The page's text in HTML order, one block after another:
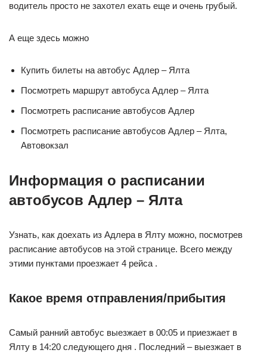
водитель просто не захотел ехать еще и очень грубый.
А еще здесь можно
Купить билеты на автобус Адлер – Ялта
Посмотреть маршрут автобуса Адлер – Ялта
Посмотреть расписание автобусов Адлер
Посмотреть расписание автобусов Адлер – Ялта,
Автовокзал
Информация о расписании
автобусов Адлер – Ялта
Узнать, как доехать из Адлера в Ялту можно, посмотрев
расписание автобусов на этой странице. Всего между
этими пунктами проезжает 4 рейса .
Какое время отправления/прибытия
Самый ранний автобус выезжает в 00:05 и приезжает в
Ялту в 14:20 следующего дня . Последний – выезжает в